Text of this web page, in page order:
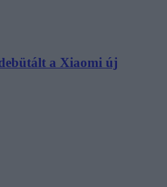
a Xiaomi új